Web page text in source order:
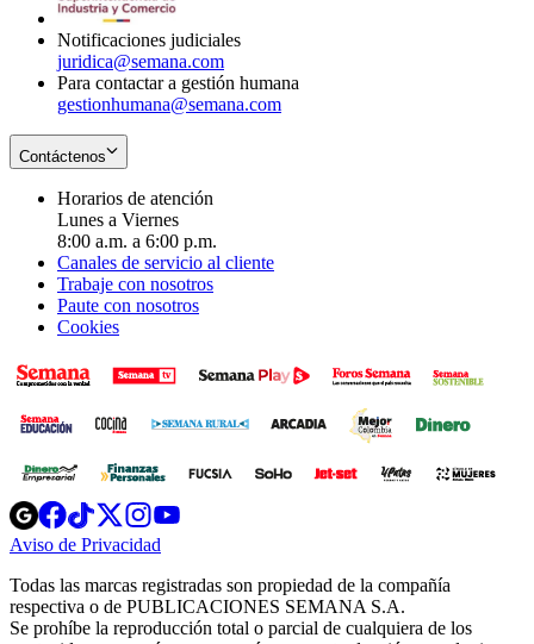
Notificaciones judiciales
juridica@semana.com
Para contactar a gestión humana
gestionhumana@semana.com
Contáctenos
Horarios de atención
Lunes a Viernes
8:00 a.m. a 6:00 p.m.
Canales de servicio al cliente
Trabaje con nosotros
Paute con nosotros
Cookies
Opens
in
new
Opens
in
new
Opens
in
new
window
Opens
new
windowwindow
Aviso de Privacidad
new
window
Todas las marcas registradas son propiedad de la compañía
respectiva o de PUBLICACIONES SEMANA S.A.
Se prohíbe la reproducción total o parcial de cualquiera de los